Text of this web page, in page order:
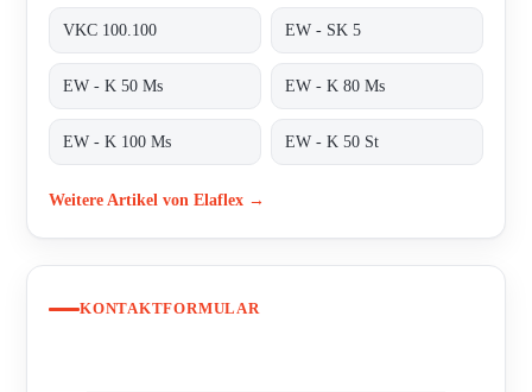
VKC 100.100 EW - SK 5
EW - K 50 Ms EW - K 80 Ms
EW - K 100 Ms EW - K 50 St
Weitere Artikel von Elaflex →
KONTAKTFORMULAR